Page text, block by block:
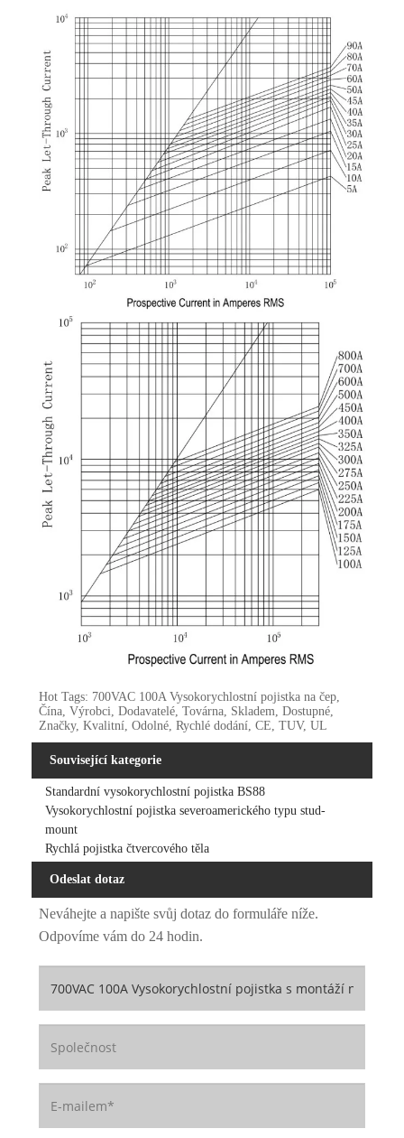
Hot Tags: 700VAC 100A Vysokorychlostní pojistka na čep,
Čína, Výrobci, Dodavatelé, Továrna, Skladem, Dostupné,
Značky, Kvalitní, Odolné, Rychlé dodání, CE, TUV, UL
Související kategorie
Standardní vysokorychlostní pojistka BS88
Vysokorychlostní pojistka severoamerického typu stud-
mount
Rychlá pojistka čtvercového těla
Odeslat dotaz
Neváhejte a napište svůj dotaz do formuláře níže.
Odpovíme vám do 24 hodin.